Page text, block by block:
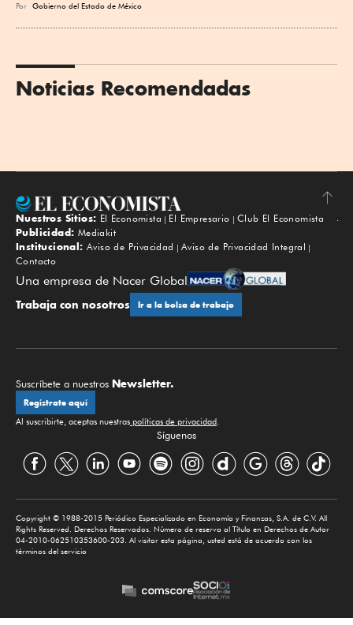
Por Gobierno del Estado de México
Noticias Recomendadas
Subir
Nuestros Sitios: El Economista El Empresario
Club El Economista
Publicidad: Mediakit
Institucional: Aviso de Privacidad
Aviso de Privacidad Integral
Contacto
Una empresa de Nacer Global
Trabaja con nosotros Ir a la bolsa de trabajo
Suscríbete a nuestros Newsletter.
Regístrate aquí
Al suscribirte, aceptas nuestras políticas de privacidad.
Síguenos
Copyright © 1988-2015 Periódico Especializado en Economía y Finanzas, S.A. de C.V. All
Rights Reserved. Derechos Reservados. Número de reserva al Título en Derechos de Autor
04-2010-062510353600-203. Al visitar esta página, usted está de acuerdo con los
términos del servicio